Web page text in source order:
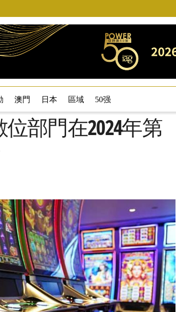
澳門 日本 區域 50强
部門在2024年第